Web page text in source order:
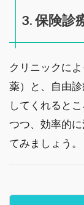
3. 保険診
クリニックに
薬）と、自由
してくれると
つつ、効率的
てみましょう。